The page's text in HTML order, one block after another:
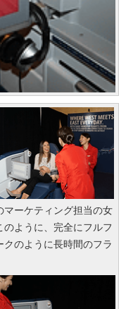
ーケティング担当の女
ように、完全にフルフ
のように長時間のフラ